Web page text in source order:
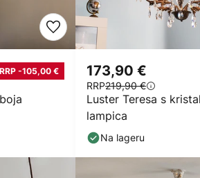
RRP -105,00 €
Luster Teresa s
lampica
173,90 €
RRP219,90 €
Na lageru